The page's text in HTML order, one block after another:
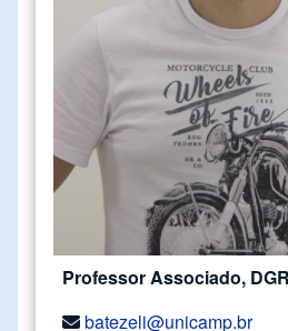
Professor Associado,
batezeli@unicamp.br